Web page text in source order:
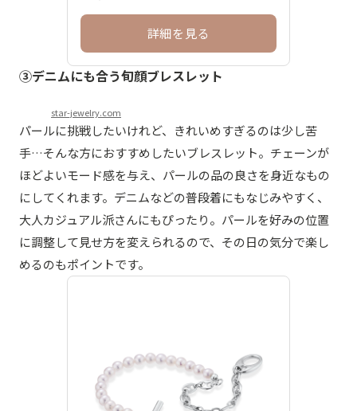
詳細を見る
③デニムにも合う旬顔ブレスレット
star-jewelry.com
パールに挑戦したいけれど、きれいめすぎるのは少し苦
手…そんな方におすすめしたいブレスレット。チェーンが
ほどよいモード感を与え、パールの品の良さを身近なもの
にしてくれます。デニムなどの普段着にもなじみやすく、
大人カジュアル派さんにもぴったり。パールを好みの位置
に調整して見せ方を変えられるので、その日の気分で楽し
めるのもポイントです。